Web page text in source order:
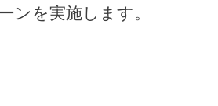
ンを実施します。